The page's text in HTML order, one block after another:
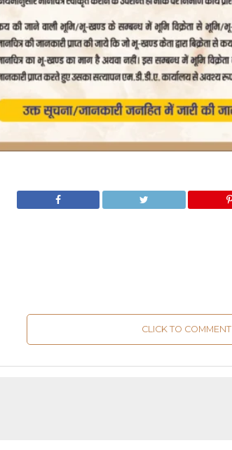
CLICK TO COMMENT